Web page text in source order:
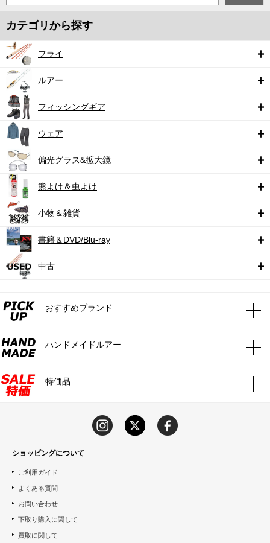
カテゴリから探す
フライ
ルアー
フィッシングギア
ウェア
偏光グラス&拡大鏡
熊よけ＆虫よけ
小物＆雑貨
書籍＆DVD/Blu-ray
中古
おすすめブランド
ハンドメイドルアー
特価品
ショッピングについて
ご利用ガイド
よくある質問
お問い合わせ
下取り購入に関して
買取に関して